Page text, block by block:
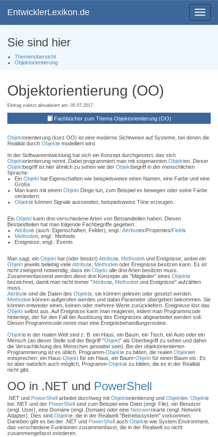
Toggle
EntwicklerLexikon.de
Sie sind hier
Themenübersicht
Objektorientierung
Objektorientierung (OO)
Eintrag zuletzt aktualisiert am: 05.07.2017
Fachbücher zum Thema Objektorientierung (OO)
Objektorientierung (kurz OO) ist eine moderne Sichtweise auf Systeme, bei denen die
Realität durch Objekte modelliert wird.
In der Softwareentwicklung hat sich ein Konzept durchgesetzt, das sich
Objektorientierung nennt. Dabei programmiert man mit sogenannten Objekten. Dieser
Objektbegriff ist hier ähnlich zu sehen wie der Objektbegriff in der menschlichen
Sprache:
Ein Objekt hat Eigenschaften wie beispielsweise einen Namen, eine Farbe und eine
Größe.
Man kann mit einem Objekt Dinge tun, zum Beispiel es bewegen oder seine Farbe
verändern.
Objekte können Signale aussenden, beispielsweise Töne erzeugen.
Ein Objekt kann drei verschiedene Arten von Bestandteilen haben. Diesen
Bestandteilen hat man folgende Fachbegriffe gegeben:
Attribute (auch: Eigenschaften, Felder), engl.: Attributes/Properties/Fields
Methoden, engl.: Methods
Ereignisse, engl.: Events
Man sagt, ein Objekt hat (oder besitzt) Attribute, Methoden und Ereignisse, wobei ein
Objekt jeweils beliebig vieleAttribute, Methoden oder Ereignisse besitzen kann. Es ist
nicht zwingend notwendig, dass ein Objekt alle drei Arten besitzen muss.
Zusammenfassend werden diese drei Konzepte als "Mitglieder" eines Objekts
bezeichnet, damit man nicht immer "Attribute, Methoden und Ereignisse" aufzählen
muss.
Attribute sind die Daten des Objekts; sie können gelesen oder gesetzt werden.
Methoden können aufgerufen werden und dabei Parameter übergeben bekommen. Sie
können entweder einen, keinen oder mehrere Werte zurückliefern. Ereignisse löst das
Objekt selbst aus. Auf Ereignisse kann man reagieren, indem man Programmcode
hinterlegt, der für den Fall der Auslösung des Ereignisses abgearbeitet werden soll.
Diesen Programmcode nennt man eine Ereignisbehandlungsroutine.
Objekte in der realen Welt sind z. B. ein Haus, ein Baum, ein Tisch, ein Auto oder ein
Mensch (an dieser Stelle soll der Begriff "Objekt" als Oberbegriff zu sehen und daher
die Versachlichung des Menschen gestattet sein). Bei der objektorientierten
Programmierung ist es üblich, Programm-Objekte zu bilden, die realen Objekten
entsprechen: ein Haus-Objekt für ein Haus, ein Baum-Objekt für einen Baum etc. Es
ist aber natürlich auch möglich, Programm-Objekte zu bilden, die es in der Realität
nicht gibt.
OO in .NET und PowerShell
.NET und PowerShell arbeitet durchweg mit Objektorientierung und Objekten. Objekte
bei .NET und der PowerShell sind zum Beispiel eine Datei (engl. File), ein Benutzer
(engl. User), eine Domäne (engl. Domain) oder eine Netzwerkkarte (engl. Network
Adapter). Dies sind Objekte, die in der Realwelt "Betriebssystem" vorkommen.
Daneben gibt es bei der .NET und PowerShell auch Objekte wie System.Environment,
das verschiedene Funktionen zusammenfasst, die in der Realwelt so nicht
zusammengefasst existieren.